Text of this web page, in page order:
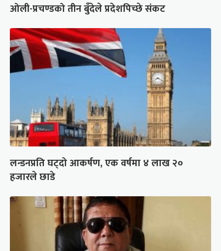
ओली-प्रचण्डको तीन बुँदेले प्रदेशपिच्छे संकट
लन्डनप्रति घट्दो आकर्षण, एक वर्षमा ४ लाख २०
हजारले छाडे